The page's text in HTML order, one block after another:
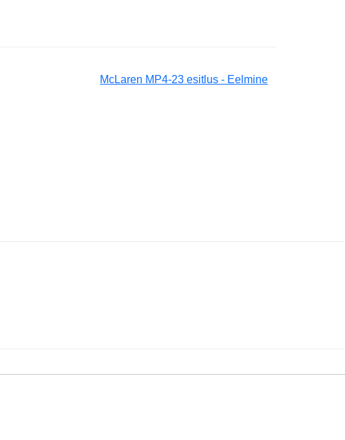
McLaren MP4-23 esitlus - Eelmine